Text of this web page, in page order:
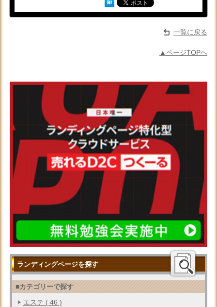
一覧に戻る
▲ページTOPへ
ランディングページを探す
■カテゴリーで探す
エステ ( 46 )